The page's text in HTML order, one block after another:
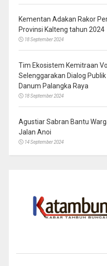
Kementan Adakan Rakor
Provinsi Kalteng tahun 2024
18 September 2024
Tim Ekosistem Kemitraan
Selenggarakan Dialog
Danum Palangka Raya
18 September 2024
Agustiar Sabran Bantu
Jalan Anoi
14 September 2024